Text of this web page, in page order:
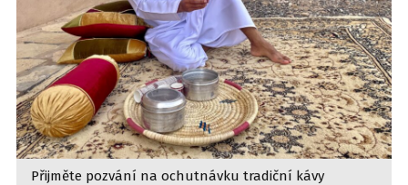
Přijměte pozvání na ochutnávku tradiční kávy